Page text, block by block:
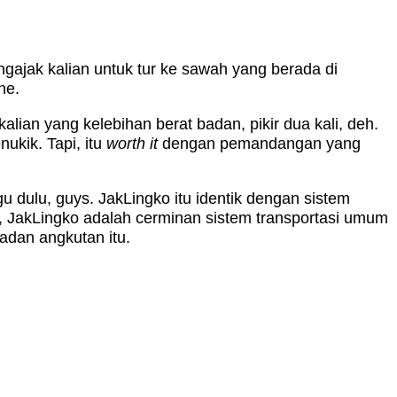
kalian untuk tur ke sawah yang berada di
yang kelebihan berat badan, pikir dua kali, deh.
Tapi, itu worth itdengan pemandangan yang
dulu, guys. JakLingko itu identik dengan sistem
adalah cerminan sistem transportasi umum
angkutan itu.